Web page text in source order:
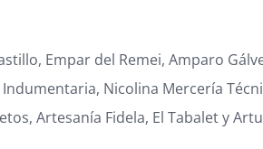
Empar del Remei, Amparo
Nicolina Mercería
Artesanía Fidela, El Tabalet y